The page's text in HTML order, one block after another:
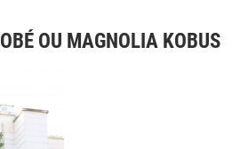
OU MAGNOLIA KOBUS